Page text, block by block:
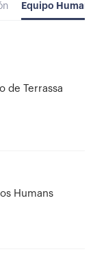
Equipo
de Terrassa
Humans